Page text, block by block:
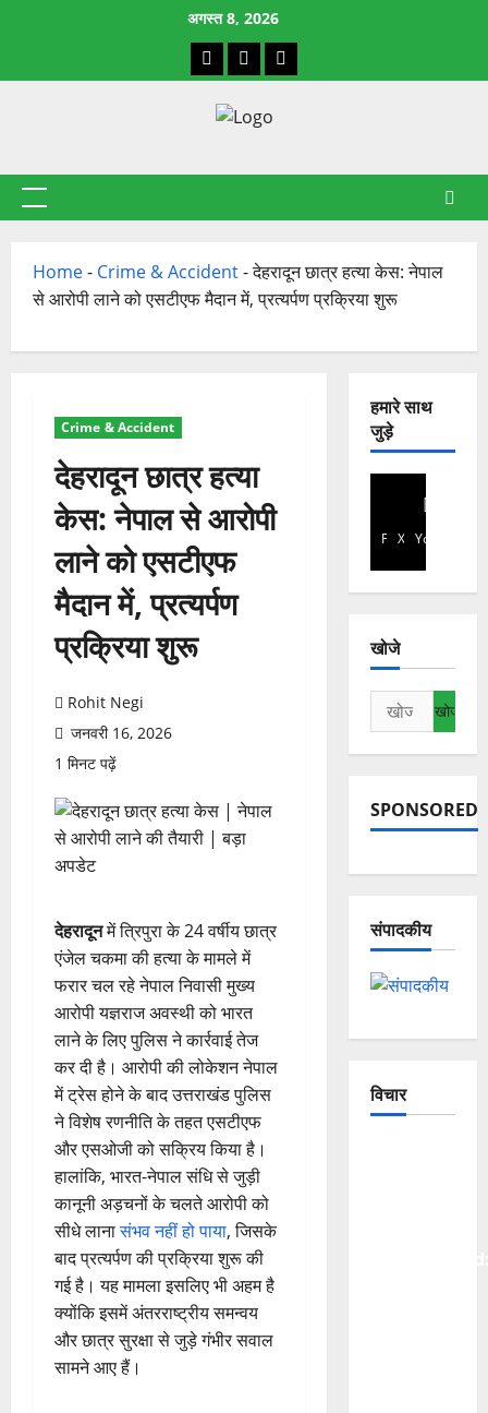
अगस्त 8, 2026
Facebook
X YouTube
प्राथमिक
Home- Crime & Accident-देहरादून छात्र हत्या केस: नेपाल
से आरोपी लाने को एसटीएफ मैदान में, प्रत्यर्पण प्रक्रिया शुरू
Crime & Accident
देहरादून छात्र हत्या
केस: नेपाल से आरोपी
लाने को एसटीएफ
मैदान में, प्रत्यर्पण
प्रक्रिया शुरू
Rohit Negi
जनवरी 16, 2026
1 मिनट पढ़ें
देहरादूनमें त्रिपुरा के 24 वर्षीय छात्र
एंजेल चकमा की हत्या के मामले में
फरार चल रहे नेपाल निवासी मुख्य
आरोपी यज्ञराज अवस्थी को भारत
लाने के लिए पुलिस ने कार्रवाई तेज
कर दी है। आरोपी की लोकेशन नेपाल
में ट्रेस होने के बाद उत्तराखंड पुलिस
ने विशेष रणनीति के तहत एसटीएफ
और एसओजी को सक्रिय किया है।
हालांकि, भारत-नेपाल संधि से जुड़ी
कानूनी अड़चनों के चलते आरोपी को
सीधे लानासंभव नहीं हो पाया, जिसके
बाद प्रत्यर्पण की प्रक्रिया शुरू की
गई है। यह मामला इसलिए भी अहम है
क्योंकि इसमें अंतरराष्ट्रीय समन्वय
और छात्र सुरक्षा से जुड़े गंभीर सवाल
सामने आए हैं।
हमारे साथ
जुड़े
Facebook
X YouTube
खोजे
निम्न
को
खोजें:
SPONSORED
संपादकीय
विचार